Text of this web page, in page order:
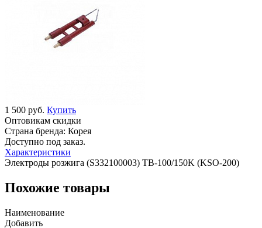
1 500 руб. Купить
Оптовикам скидки
Страна бренда: Корея
Доступно под заказ.
Характеристики
Электроды розжига (S332100003) TB-100/150K (KSO-200)
Похожие товары
Наименование
Добавить